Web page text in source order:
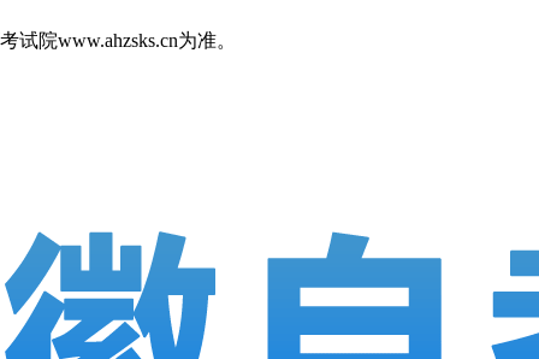
院www.ahzsks.cn为准。